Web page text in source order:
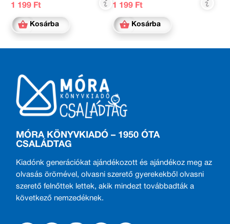
1 199 Ft
Kosárba
1 199 Ft
Kosárba
MÓRA KÖNYVKIADÓ – 1950 ÓTA
CSALÁDTAG
Kiadónk generációkat ajándékozott és ajándékoz meg az
olvasás örömével, olvasni szerető gyerekekből olvasni
szerető felnőttek lettek, akik mindezt továbbadták a
következő nemzedéknek.